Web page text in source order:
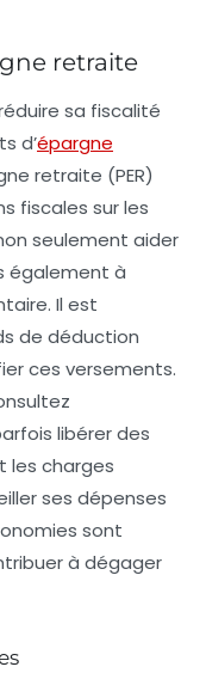
retraite
sa fiscalité
d’épargne
retraite (PER)
fiscales sur les
seulement aider
également à
Il est
de déduction
ces versements.
libérer des
les charges
ses dépenses
sont
à dégager